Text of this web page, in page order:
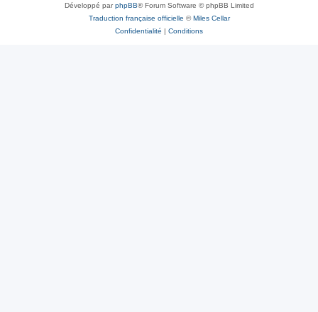
Développé parphpBB® Forum Software © phpBB Limited
Traduction française officielle ©Miles Cellar
Confidentialité | Conditions